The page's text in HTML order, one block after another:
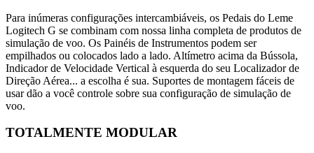
Para inúmeras configurações intercambiáveis, os Pedais do Leme
Logitech G se combinam com nossa linha completa de produtos de
simulação de voo. Os Painéis de Instrumentos podem ser
empilhados ou colocados lado a lado. Altímetro acima da Bússola,
Indicador de Velocidade Vertical à esquerda do seu Localizador de
Direção Aérea... a escolha é sua. Suportes de montagem fáceis de
usar dão a você controle sobre sua configuração de simulação de
voo.
TOTALMENTE MODULAR